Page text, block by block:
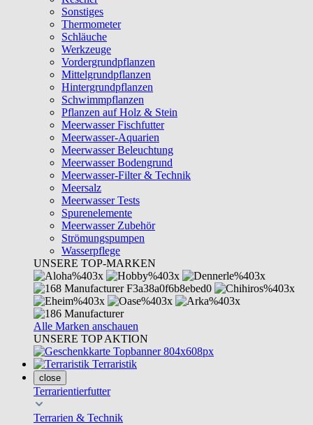
Sonstiges
Thermometer
Schläuche
Werkzeuge
Vordergrundpflanzen
Mittelgrundpflanzen
Hintergrundpflanzen
Schwimmpflanzen
Pflanzen auf Holz & Stein
Meerwasser Fischfutter
Meerwasser-Aquarien
Meerwasser Beleuchtung
Meerwasser Bodengrund
Meerwasser-Filter & Technik
Meersalz
Meerwasser Tests
Spurenelemente
Meerwasser Zubehör
Strömungspumpen
Wasserpflege
UNSERE TOP-MARKEN
Alle Marken anschauen
UNSERE TOP AKTION
Terraristik
close
Terrarientierfutter
Terrarien & Technik